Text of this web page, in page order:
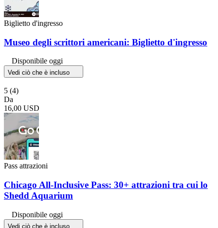
Biglietto d'ingresso
Museo degli scrittori americani: Biglietto d'ingresso
Disponibile oggi
Vedi ciò che è incluso
5 (4)
Da
16,00 USD
Pass attrazioni
Chicago All-Inclusive Pass: 30+ attrazioni tra cui lo
Shedd Aquarium
Disponibile oggi
Vedi ciò che è incluso